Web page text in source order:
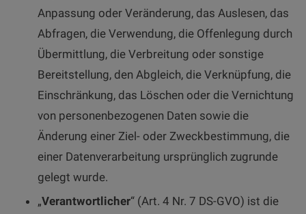
Anpassung oder Veränderung, das Auslesen, das
Abfragen, die Verwendung, die Offenlegung durch
Übermittlung, die Verbreitung oder sonstige
Bereitstellung, den Abgleich, die Verknüpfung, die
Einschränkung, das Löschen oder die Vernichtung
von personenbezogenen Daten sowie die
Änderung einer Ziel- oder Zweckbestimmung, die
einer Datenverarbeitung ursprünglich zugrunde
gelegt wurde.
„Verantwortlicher“ (Art. 4 Nr. 7 DS-GVO) ist die